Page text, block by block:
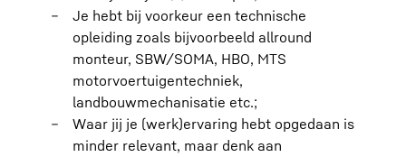
Je hebt bij voorkeur een technische
opleiding zoals bijvoorbeeld allround
monteur, SBW/SOMA, HBO, MTS
motorvoertuigentechniek,
landbouwmechanisatie etc.;
Waar jij je (werk)ervaring hebt opgedaan is
minder relevant, maar denk aan